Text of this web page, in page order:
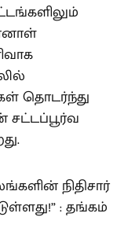
தொடர்ந்து
சட்டப்பூர்வ